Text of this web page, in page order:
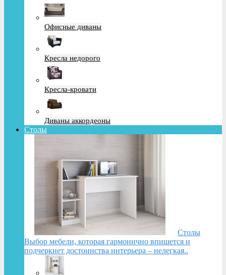
Офисные диваны
Кресла недорого
Кресла-кровати
Диваны аккордеоны
Столы
Столы
Выбор мебели, которая гармонично впишется и
подчеркнет достоинства интерьера – нелегкая..